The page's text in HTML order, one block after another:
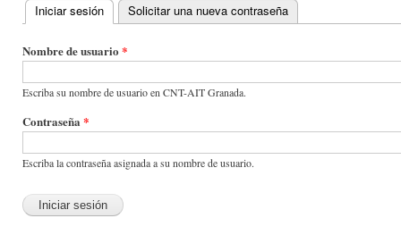
Solapas principales
Iniciar sesión (solapa activa)
Solicitar una nueva contraseña
Nombre de usuario *
Escriba su nombre de usuario en CNT-AIT Granada.
Contraseña *
Escriba la contraseña asignada a su nombre de usuario.